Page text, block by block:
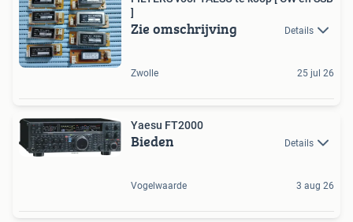
]
Zie omschrijving Details
Zwolle 25 jul 26
Yaesu FT2000
Bieden Details
Vogelwaarde 3 aug 26